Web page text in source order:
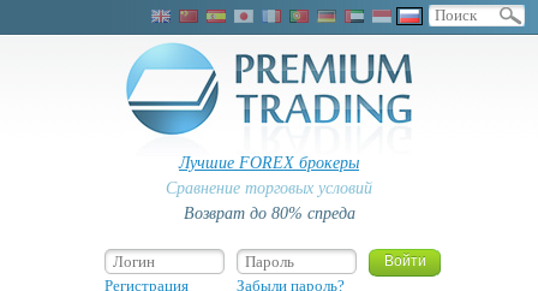
Лучшие FOREX брокеры
Сравнение торговых условий
Возврат до 80% спреда
Регистрация Забыли пароль?